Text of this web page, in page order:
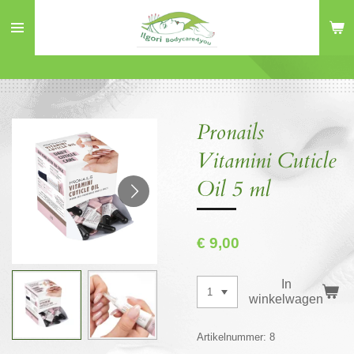
direct
hoofdinhoud
Pronails
Vitamini Cuticle
Oil 5 ml
€ 9,00
In
winkelwagen
Artikelnummer: 8